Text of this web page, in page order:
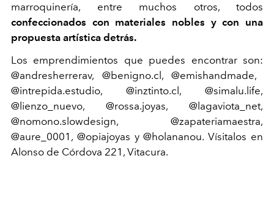
marroquinería, entre muchos otros, todos
confeccionados con materiales nobles y con una
propuesta artística detrás.
Los emprendimientos que puedes encontrar son:
@andresherrerav, @benigno.cl, @emishandmade,
@intrepida.estudio, @inztinto.cl, @simalu.life,
@lienzo_nuevo, @rossa.joyas, @lagaviota_net,
@nomono.slowdesign, @zapateriamaestra,
@aure_0001, @opiajoyas y @holananou. Vísitalos en
Alonso de Córdova 221, Vitacura.